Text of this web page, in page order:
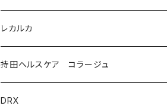
美容液（エイジングケア［ビタミンAシリーズ］）
美容液（日焼け止め）
美容液（スペシャルケア）
美容液
アイケア
日焼け止め
モイストケア
ウォッシュ
クリーム
バランスケア
ローション
クレンジング
レカルカ
洗顔
化粧水
持田ヘルスケア コラージュ
ソープ（石鹸）
DRX